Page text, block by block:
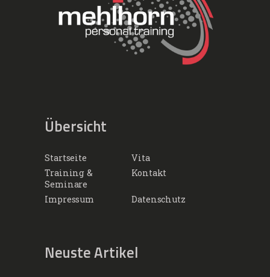
Übersicht
Startseite
Vita
Training &
Seminare
Kontakt
Impressum Datenschutz
Neuste Artikel